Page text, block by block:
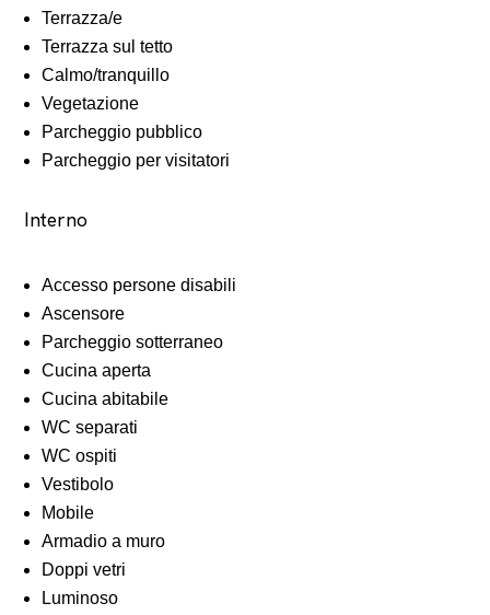
Terrazza/e
Terrazza sul tetto
Calmo/tranquillo
Vegetazione
Parcheggio pubblico
Parcheggio per visitatori
Interno
Accesso persone disabili
Ascensore
Parcheggio sotterraneo
Cucina aperta
Cucina abitabile
WC separati
WC ospiti
Vestibolo
Mobile
Armadio a muro
Doppi vetri
Luminoso